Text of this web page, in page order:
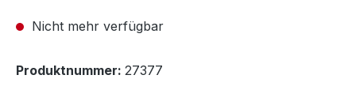
Nicht mehr verfügbar
Produktnummer: 27377